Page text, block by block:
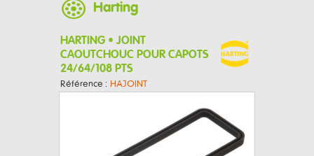
Harting
HARTING • JOINT
CAOUTCHOUC POUR CAPOTS
24/64/108 PTS
Référence : HAJOINT